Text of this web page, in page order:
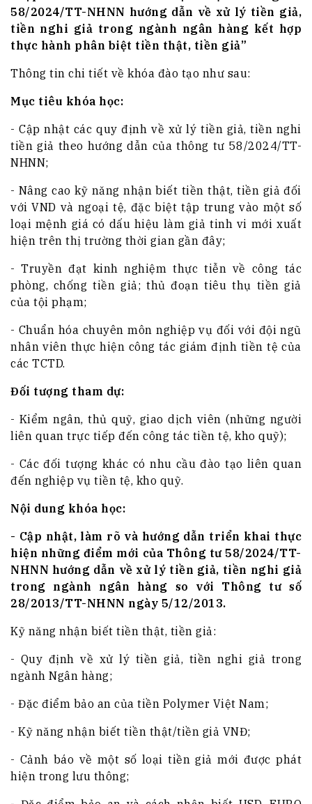
58/2024/TT-NHNN hướng dẫn về xử lý tiền giả,
tiền nghi giả trong ngành ngân hàng kết hợp
thực hành phân biệt tiền thật, tiền giả”
Thông tin chi tiết về khóa đào tạo như sau:
Mục tiêu khóa học:
- Cập nhật các quy định về xử lý tiền giả, tiền nghi
tiền giả theo hướng dẫn của thông tư 58/2024/TT-
NHNN;
- Nâng cao kỹ năng nhận biết tiền thật, tiền giả đối
với VND và ngoại tệ, đặc biệt tập trung vào một số
loại mệnh giá có dấu hiệu làm giả tinh vi mới xuất
hiện trên thị trường thời gian gần đây;
- Truyền đạt kinh nghiệm thực tiễn về công tác
phòng, chống tiền giả; thủ đoạn tiêu thụ tiền giả
của tội phạm;
- Chuẩn hóa chuyên môn nghiệp vụ đối với đội ngũ
nhân viên thực hiện công tác giám định tiền tệ của
các TCTD.
Đối tượng tham dự:
- Kiểm ngân, thủ quỹ, giao dịch viên (những người
liên quan trực tiếp đến công tác tiền tệ, kho quỹ);
- Các đối tượng khác có nhu cầu đào tạo liên quan
đến nghiệp vụ tiền tệ, kho quỹ.
Nội dung khóa học:
- Cập nhật, làm rõ và hướng dẫn triển khai thực
hiện những điểm mới của Thông tư 58/2024/TT-
NHNN hướng dẫn về xử lý tiền giả, tiền nghi giả
trong ngành ngân hàng so với Thông tư số
28/2013/TT-NHNN ngày 5/12/2013.
Kỹ năng nhận biết tiền thật, tiền giả:
- Quy định về xử lý tiền giả, tiền nghi giả trong
ngành Ngân hàng;
- Đặc điểm bảo an của tiền Polymer Việt Nam;
- Kỹ năng nhận biết tiền thật/tiền giả VNĐ;
- Cảnh báo về một số loại tiền giả mới được phát
hiện trong lưu thông;